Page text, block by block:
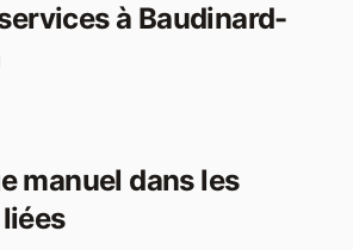
à Baudinard-
manuel dans les